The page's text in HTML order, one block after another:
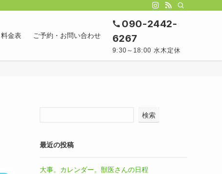
料金表 ご予約・お問い合わせ
090-2442-
6267
9:30～18:00 水木定休
検索
最近の投稿
大事。カレンダー。獣医さんの日程